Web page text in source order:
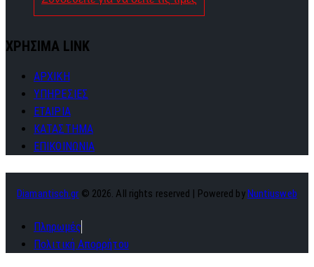
ΧΡΗΣΙΜΑ LINK
ΑΡΧΙΚΗ
ΥΠΗΡΕΣΙΕΣ
ΕΤΑΙΡΙΑ
ΚΑΤΑΣΤΗΜΑ
ΕΠΙΚΟΙΝΩΝΙΑ
Diamantisch.gr © 2026. All rights reserved | Powered byNuntiusweb
Πληρωμές
Πολιτική Απορρήτου